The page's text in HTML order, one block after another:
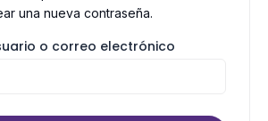
una nueva contraseña.
o correo electrónico